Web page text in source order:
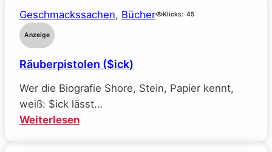
bei
wie
alle
meine
Ideale
Geschmackssachen, Bücher Klicks: 45
Anzeige
Räuberpistolen ($ick)
Wer die Biografie Shore, Stein, Papier kennt,
weiß: $ick lässt…
Weiterlesen: